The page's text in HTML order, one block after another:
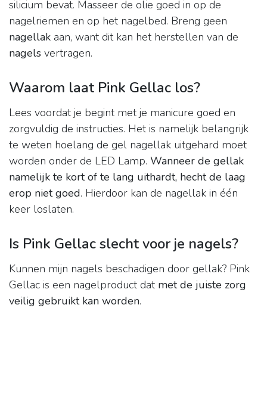
silicium bevat. Masseer de olie goed in op de
nagelriemen en op het nagelbed. Breng geen
nagellak aan, want dit kan het herstellen van de
nagels vertragen.
Waarom laat Pink Gellac los?
Lees voordat je begint met je manicure goed en
zorgvuldig de instructies. Het is namelijk belangrijk
te weten hoelang de gel nagellak uitgehard moet
worden onder de LED Lamp. Wanneer de gellak
namelijk te kort of te lang uithardt, hecht de laag
erop niet goed. Hierdoor kan de nagellak in één
keer loslaten.
Is Pink Gellac slecht voor je nagels?
Kunnen mijn nagels beschadigen door gellak? Pink
Gellac is een nagelproduct dat met de juiste zorg
veilig gebruikt kan worden.